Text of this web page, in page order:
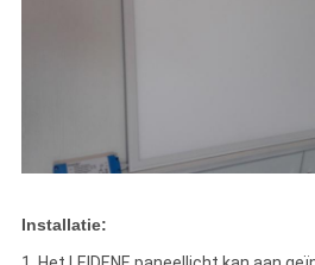
Installatie: